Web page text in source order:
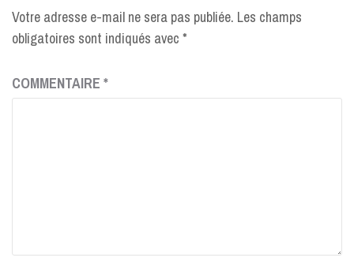
Votre adresse e-mail ne sera pas publiée. Les champs
obligatoires sont indiqués avec *
COMMENTAIRE *